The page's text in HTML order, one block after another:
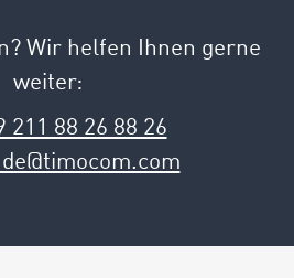
Wir helfen Ihnen gerne
weiter:
211 88 26 88 26